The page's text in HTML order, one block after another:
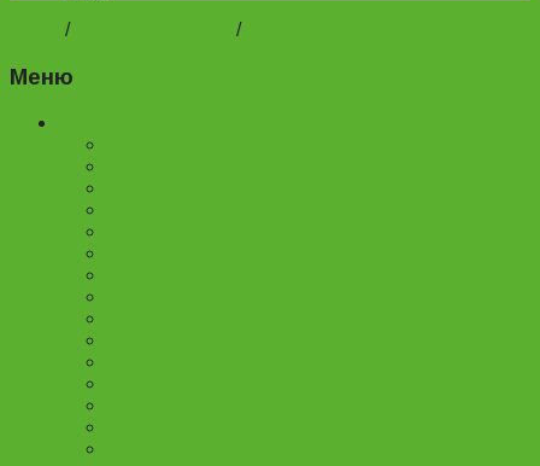
/ /
Меню